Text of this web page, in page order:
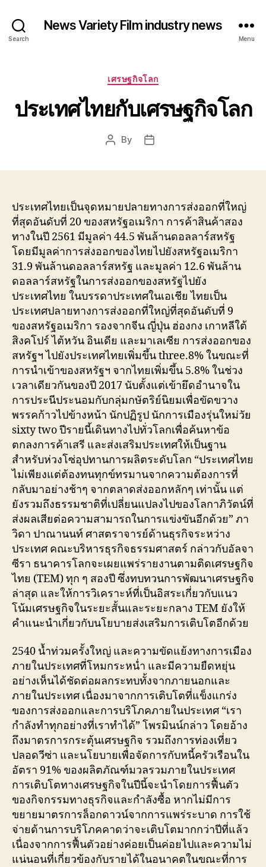
Search
News Variety Film industry news
Menu
Categories
เศรษฐกิจโลก
ประเทศไทยกับเศรษฐกิจโลก
Post
By
Post
ประเทศไทยเป็นจุดหมายปลายทางการส่งออกที่ใหญ่
ที่สุดอันดับที่ 20 ของสหรัฐอเมริกา การค้าสินค้าสอง
ทางในปี 2561 มีมูลค่า 44.5 พันล้านดอลลาร์สหรัฐ
โดยมีมูลค่าการส่งออกของไทยไปยังสหรัฐอเมริกา
31.9 พันล้านดอลลาร์สหรัฐ และมูลค่า 12.6 พันล้าน
ดอลลาร์สหรัฐในการส่งออกของสหรัฐไปยัง
ประเทศไทย ในบรรดาประเทศในเอเชีย ไทยเป็น
ประเทศปลายทางการส่งออกที่ใหญ่ที่สุดอันดับที่ 9
ของสหรัฐอเมริกา รองจากจีน ญี่ปุ่น ฮ่องกง เกาหลีใต้
สิงคโปร์ ไต้หวัน อินเดีย และมาเลเซีย การส่งออกของ
สหรัฐฯ ไปยังประเทศไทยเพิ่มขึ้น three.8% ในขณะที่
การนำเข้าของสหรัฐฯ จากไทยเพิ่มขึ้น 5.8% ในช่วง
เวลาเดียวกันของปี 2017 นับตั้งแต่เข้ายึดอำนาจใน
การประนีประนอมกับกลุ่มกษัตริย์นิยมเพื่อขัดขวาง
พรรคก้าวไปข้างหน้า นักปฏิรูป นักการเมืองรุ่นใหม่วัย
sixty two ปีรายนี้เดินทางไปทั่วโลกเพื่อค้นหาข้อ
ตกลงการค้าเสรี และส่งเสริมประเทศให้เป็นฐาน
สำหรับห่วงโซ่อุปทานการผลิตระดับโลก “ประเทศไทย
ไม่เพียงแต่ต้องทนทุกข์ทรมานจากความต้องการที่
กลับมาอย่างช้าๆ จากตลาดส่งออกหลักๆ เท่านั้น แต่
ยังรวมถึงธรรมชาติที่เปลี่ยนแปลงไปของโลกาภิวัตน์ที่
ส่งผลเสียต่อความสามารถในการแข่งขันอีกด้วย” ภา
วิดา ปาณานนท์ ศาสตราจารย์ด้านธุรกิจระหว่าง
ประเทศ คณะบริหารธุรกิจธรรมศาสตร์ กล่าวกับอัลจา
ซีรา ธนาคารโลกจะเผยแพร่รายงานตามติดเศรษฐกิจ
ไทย (TEM) ทุก ๆ สองปี ซึ่งทบทวนการพัฒนาเศรษฐกิจ
ล่าสุด และให้การวิเคราะห์ที่เป็นอิสระเกี่ยวกับแนว
โน้มเศรษฐกิจในระยะสั้นและระยะกลาง TEM ยังให้
คำแนะนำเกี่ยวกับนโยบายส่งเสริมการเติบโตอีกด้วย
2540 น้ำท่วมครั้งใหญ่ และความขัดแย้งทางการเมือง
ภายในประเทศที่โหมกระหน่ำ และมีความยืดหยุ่น
อย่างเห็นได้ชัดต่อผลกระทบทั้งจากภายนอกและ
ภายในประเทศ เนื่องมาจากการเติบโตที่แข็งแกร่ง
ของการส่งออกและการบริโภคภายในประเทศ “เรา
กำลังทำทุกอย่างที่เราทำได้” โพรมินน์กล่าว โดยอ้าง
ถึงมาตรการกระตุ้นเศรษฐกิจ รวมถึงการท่องเที่ยว
ปลอดวีซ่า และนโยบายเพื่อจัดการกับหนี้ครัวเรือนใน
อัตรา 91% ของผลิตภัณฑ์มวลรวมภายในประเทศ
การเติบโตทางเศรษฐกิจในปีนี้จะนำโดยการฟื้นตัว
ของกิจกรรมทางธุรกิจและกำลังซื้อ หากไม่มีการ
ขยายมาตรการล็อกดาวน์จากการแพร่ระบาด การใช้
จ่ายด้านการบริโภคคาดว่าจะเติบโตมากกว่าปีที่แล้ว
เนื่องจากการฟื้นตัวอย่างค่อยเป็นค่อยไปและความไม่
แน่นอนที่เกี่ยวข้องกับรายได้ในอนาคตในขณะที่การ